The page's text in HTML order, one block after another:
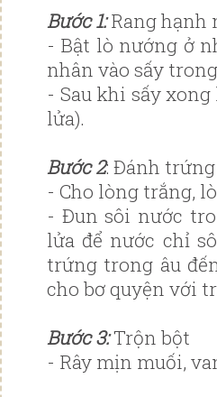
Bước 1:Rang hạnh
- Bật lò nướng ở
nhân vào sấy
- Sau khi sấy
lửa).
Bước 2: Đánh
- Cho lòng trắng,
- Đun sôi nước
lửa để nước chỉ
trứng trong âu
cho bơ quyện với
Bước 3:Trộn bột
- Rây mịn muối,